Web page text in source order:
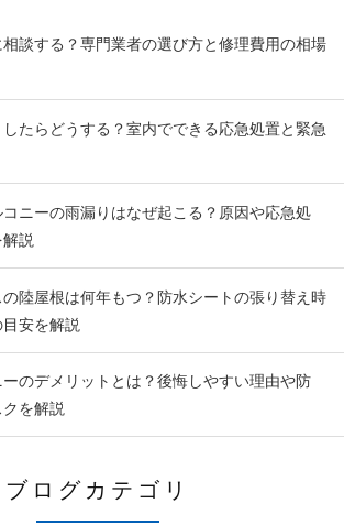
談する？専門業者の選び方と修理費用の相場
たらどうする？室内でできる応急処置と緊急
ニーの雨漏りはなぜ起こる？原因や応急処
説
陸屋根は何年もつ？防水シートの張り替え時
安を解説
のデメリットとは？後悔しやすい理由や防
を解説
ブログカテゴリ